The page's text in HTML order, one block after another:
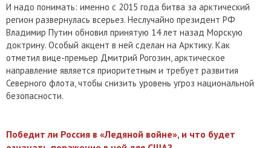
И надо понимать: именно с 2015 года битва за арктический
регион развернулась всерьез. Неслучайно президент РФ
Владимир Путин обновил принятую 14 лет назад Морскую
доктрину. Особый акцент в ней сделан на Арктику. Как
отметил вице-премьер Дмитрий Рогозин, арктическое
направление является приоритетным и требует развития
Северного флота, чтобы снизить уровень угроз национальной
безопасности.
Победит ли Россия в «Ледяной войне», и что будет